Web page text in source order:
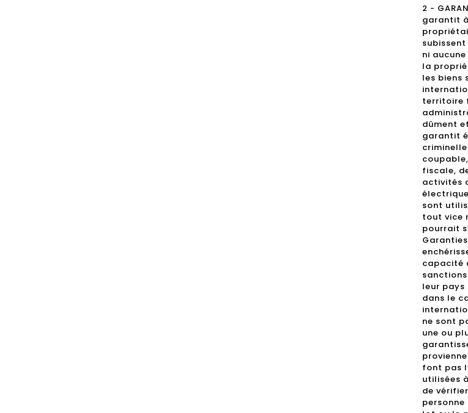
2 -
garantit à
ni
la
les biens
territoire
dûment
garantit
fiscale,
activités
sont
tout vice
pourrait
capacité
leur pays
dans le
ne sont
une ou
font pas
utilisées
de